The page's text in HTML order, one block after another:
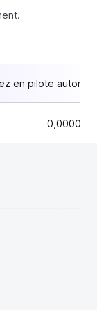
en pilote